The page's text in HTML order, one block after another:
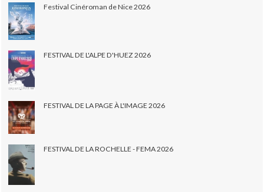
Festival Cinéroman de Nice 2026
FESTIVAL DE L'ALPE D'HUEZ 2026
FESTIVAL DE LA PAGE À L'IMAGE 2026
FESTIVAL DE LA ROCHELLE - FEMA 2026